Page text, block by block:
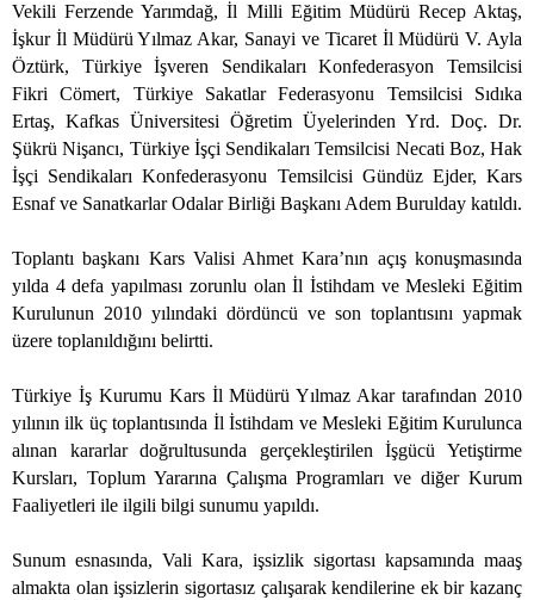
Vekili Ferzende Yarımdağ, İl Milli Eğitim Müdürü Recep Aktaş,
İşkur İl Müdürü Yılmaz Akar, Sanayi ve Ticaret İl Müdürü V. Ayla
Öztürk, Türkiye İşveren Sendikaları Konfederasyon Temsilcisi
Fikri Cömert, Türkiye Sakatlar Federasyonu Temsilcisi Sıdıka
Ertaş, Kafkas Üniversitesi Öğretim Üyelerinden Yrd. Doç. Dr.
Şükrü Nişancı, Türkiye İşçi Sendikaları Temsilcisi Necati Boz, Hak
İşçi Sendikaları Konfederasyonu Temsilcisi Gündüz Ejder, Kars
Esnaf ve Sanatkarlar Odalar Birliği Başkanı Adem Burulday katıldı.
Toplantı başkanı Kars Valisi Ahmet Kara’nın açış konuşmasında
yılda 4 defa yapılması zorunlu olan İl İstihdam ve Mesleki Eğitim
Kurulunun 2010 yılındaki dördüncü ve son toplantısını yapmak
üzere toplanıldığını belirtti.
Türkiye İş Kurumu Kars İl Müdürü Yılmaz Akar tarafından 2010
yılının ilk üç toplantısında İl İstihdam ve Mesleki Eğitim Kurulunca
alınan kararlar doğrultusunda gerçekleştirilen İşgücü Yetiştirme
Kursları, Toplum Yararına Çalışma Programları ve diğer Kurum
Faaliyetleri ile ilgili bilgi sunumu yapıldı.
Sunum esnasında, Vali Kara, işsizlik sigortası kapsamında maaş
almakta olan işsizlerin sigortasız çalışarak kendilerine ek bir kazanç